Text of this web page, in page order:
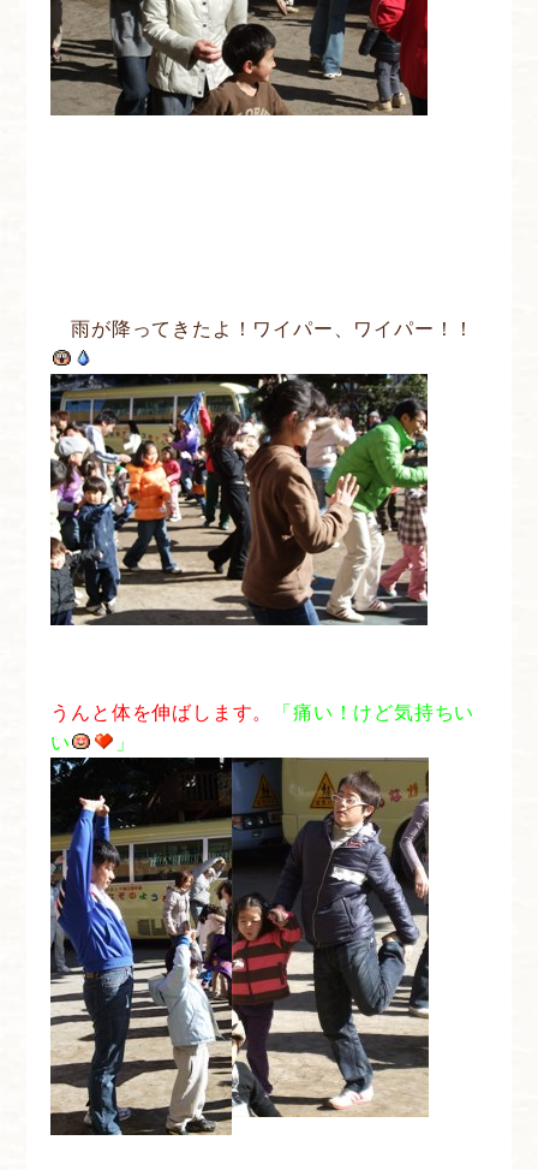
雨が降ってきたよ！ワイパー、ワイパー！！
うんと体を伸ばします。
「痛い！けど気持ちい
い
」